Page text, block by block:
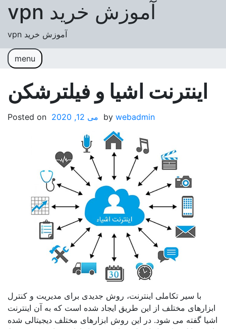
آموزش خرید vpn
آموزش خرید vpn
menu
اینترنت اشیا و فیلترشکن
Posted on می 12, 2020 by webadmin
با سیر تکاملی اینترنت، روش جدیدی برای مدیریت و کنترل
ابزارهای مختلف از این طریق ایجاد شده است که به آن اینترنت
اشیا گفته می شود. در این روش ابزارهای مختلف دیجیتالی شده